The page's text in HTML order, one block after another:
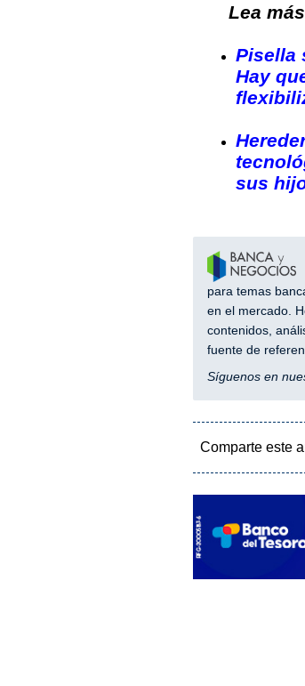
Lea
Pisella
Hay
sus
para temas
en el mercado.
contenidos,
fuente de
Síguenos en
Comparte este